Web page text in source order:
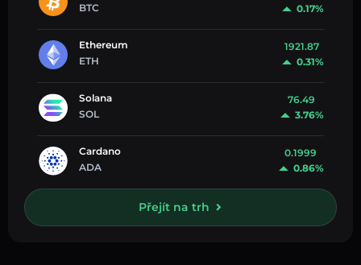
BTC
0.17%
Ethereum
ETH
1921.87
0.31%
Solana
SOL
76.49
3.76%
Cardano
ADA
0.1999
0.86%
Přejít na trh